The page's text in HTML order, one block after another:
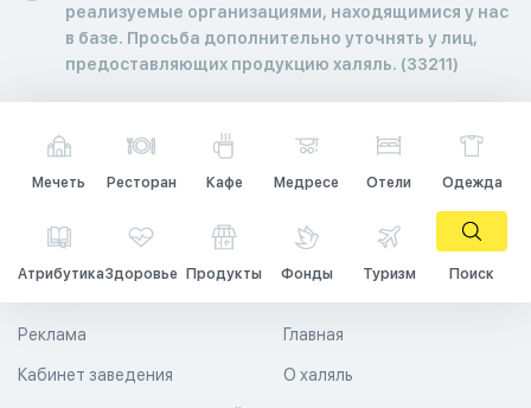
реализуемые организациями, находящимися у нас
в базе. Просьба дополнительно уточнять у лиц,
предоставляющих продукцию халяль. (33211)
Мечеть Ресторан Кафе Медресе Отели Одежда
АтрибутикаЗдоровье Продукты Фонды Туризм Поиск
Главная
О халяль
Реклама
Кабинет заведения